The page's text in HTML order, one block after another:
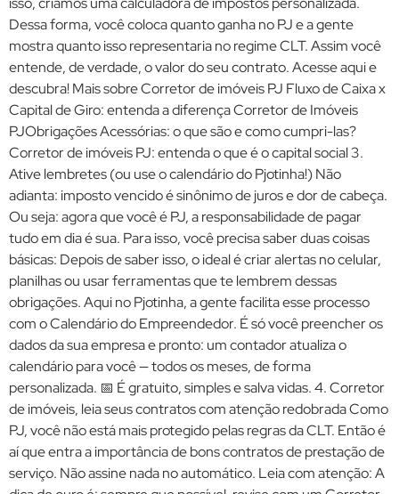
Dessa forma, você coloca quanto ganha no PJ e a gente
mostra quanto isso representaria no regime CLT. Assim você
entende, de verdade, o valor do seu contrato. Acesse aqui e
descubra! Mais sobre Corretor de imóveis PJ Fluxo de Caixa x
Capital de Giro: entenda a diferença Corretor de Imóveis
PJObrigações Acessórias: o que são e como cumpri-las?
Corretor de imóveis PJ: entenda o que é o capital social 3.
Ative lembretes (ou use o calendário do Pjotinha!) Não
adianta: imposto vencido é sinônimo de juros e dor de cabeça.
Ou seja: agora que você é PJ, a responsabilidade de pagar
tudo em dia é sua. Para isso, você precisa saber duas coisas
básicas: Depois de saber isso, o ideal é criar alertas no celular,
planilhas ou usar ferramentas que te lembrem dessas
obrigações. Aqui no Pjotinha, a gente facilita esse processo
com o Calendário do Empreendedor. É só você preencher os
dados da sua empresa e pronto: um contador atualiza o
calendário para você — todos os meses, de forma
personalizada. 📅 É gratuito, simples e salva vidas. 4. Corretor
de imóveis, leia seus contratos com atenção redobrada Como
PJ, você não está mais protegido pelas regras da CLT. Então é
aí que entra a importância de bons contratos de prestação de
serviço. Não assine nada no automático. Leia com atenção: A